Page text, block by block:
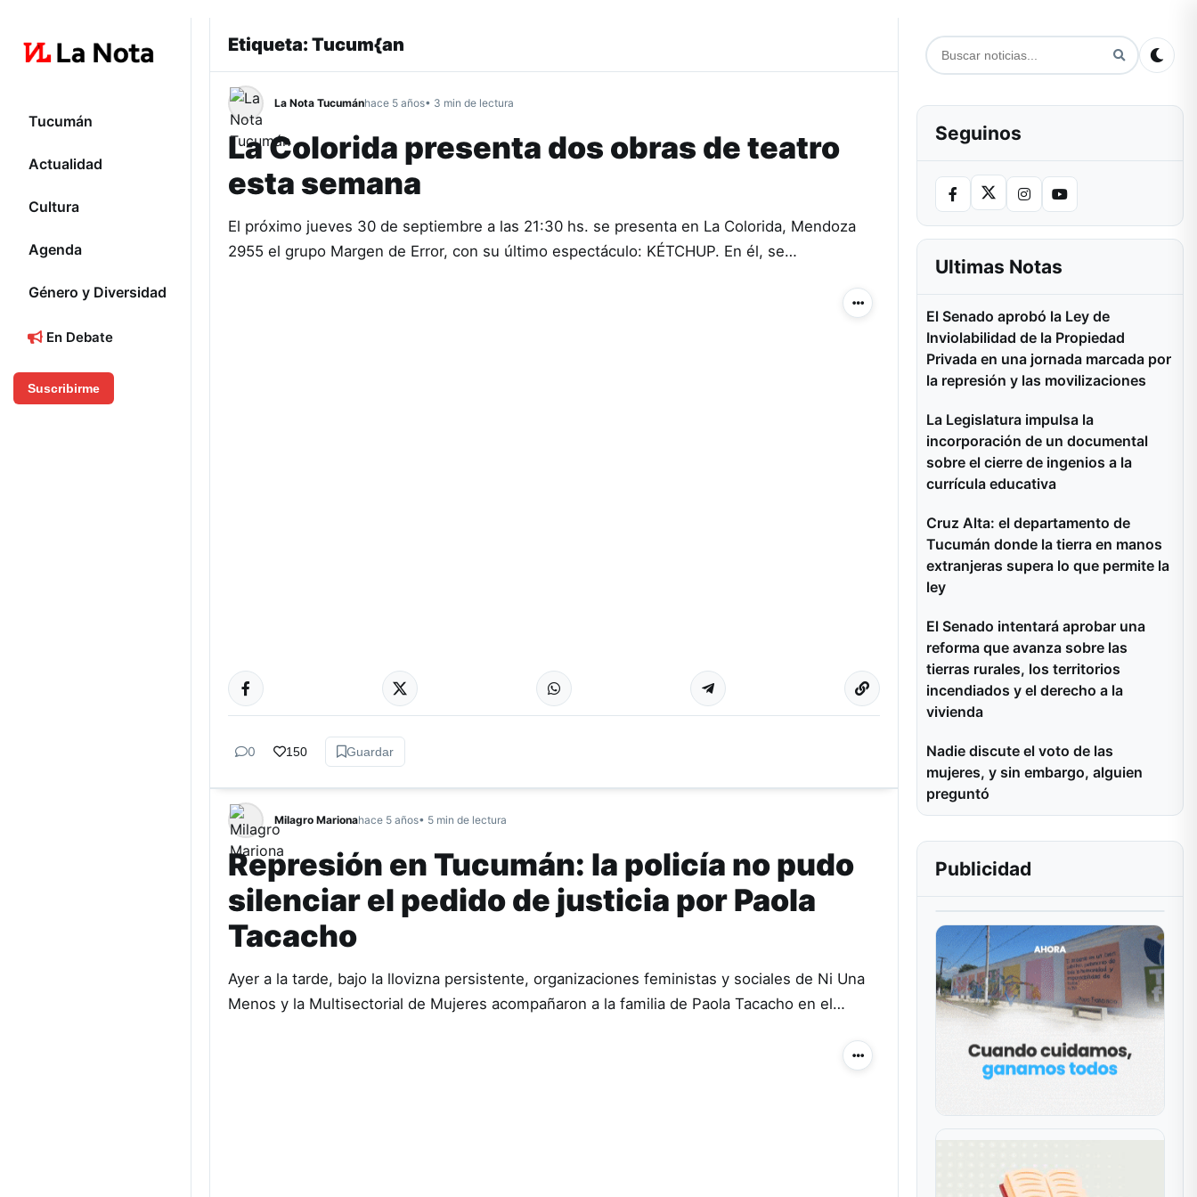
Tucumán
Actualidad
Cultura
Agenda
Género y Diversidad
En Debate
Suscribirme
Etiqueta: Tucum{an
La Nota Tucumánhace 5 años• 3 min de lectura
La Colorida presenta dos obras de teatro
esta semana
El próximo jueves 30 de septiembre a las 21:30 hs. se presenta en La Colorida, Mendoza
2955 el grupo Margen de Error, con su último espectáculo: KÉTCHUP. En él, se…
CULTURA
Más acciones
0 150 Guardar
Milagro Marionahace 5 años• 5 min de lectura
Represión en Tucumán: la policía no pudo
silenciar el pedido de justicia por Paola
Tacacho
Ayer a la tarde, bajo la llovizna persistente, organizaciones feministas y sociales de Ni Una
Menos y la Multisectorial de Mujeres acompañaron a la familia de Paola Tacacho en el…
Más acciones
Seguinos
Ultimas Notas
El Senado aprobó la Ley de
Inviolabilidad de la Propiedad
Privada en una jornada marcada por
la represión y las movilizaciones
La Legislatura impulsa la
incorporación de un documental
sobre el cierre de ingenios a la
currícula educativa
Cruz Alta: el departamento de
Tucumán donde la tierra en manos
extranjeras supera lo que permite la
ley
El Senado intentará aprobar una
reforma que avanza sobre las
tierras rurales, los territorios
incendiados y el derecho a la
vivienda
Nadie discute el voto de las
mujeres, y sin embargo, alguien
preguntó
Publicidad